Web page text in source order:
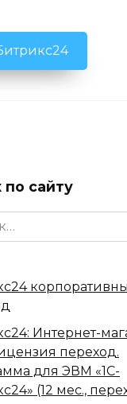
по сайту
Интернет-
переход.
для ЭВМ «1С-
(12 мес.,